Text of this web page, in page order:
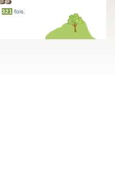
321 fois.